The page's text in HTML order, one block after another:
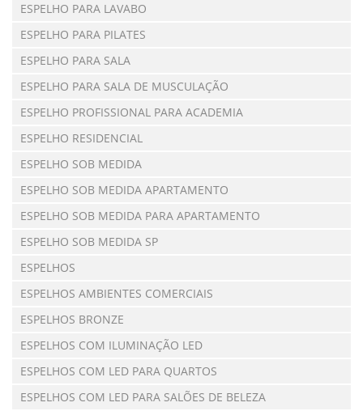
ESPELHO PARA LAVABO
ESPELHO PARA PILATES
ESPELHO PARA SALA
ESPELHO PARA SALA DE MUSCULAÇÃO
ESPELHO PROFISSIONAL PARA ACADEMIA
ESPELHO RESIDENCIAL
ESPELHO SOB MEDIDA
ESPELHO SOB MEDIDA APARTAMENTO
ESPELHO SOB MEDIDA PARA APARTAMENTO
ESPELHO SOB MEDIDA SP
ESPELHOS
ESPELHOS AMBIENTES COMERCIAIS
ESPELHOS BRONZE
ESPELHOS COM ILUMINAÇÃO LED
ESPELHOS COM LED PARA QUARTOS
ESPELHOS COM LED PARA SALÕES DE BELEZA